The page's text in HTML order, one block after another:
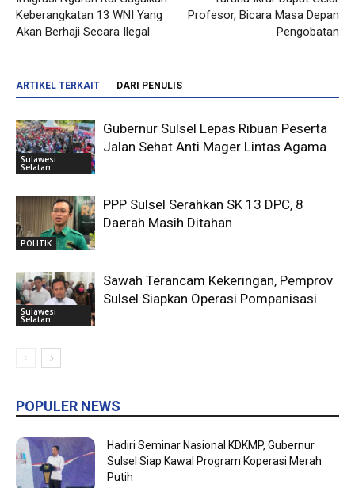
Keberangkatan 13 WNI Yang
Akan Berhaji Secara Ilegal
Profesor, Bicara Masa Depan
Pengobatan
ARTIKEL TERKAIT DARI PENULIS
Sulawesi
Selatan
Gubernur Sulsel Lepas Ribuan Peserta
Jalan Sehat Anti Mager Lintas Agama
POLITIK
PPP Sulsel Serahkan SK 13 DPC, 8
Daerah Masih Ditahan
Sulawesi
Selatan
Sawah Terancam Kekeringan, Pemprov
Sulsel Siapkan Operasi Pompanisasi
POPULER NEWS
Hadiri Seminar Nasional KDKMP, Gubernur
Sulsel Siap Kawal Program Koperasi Merah
Putih